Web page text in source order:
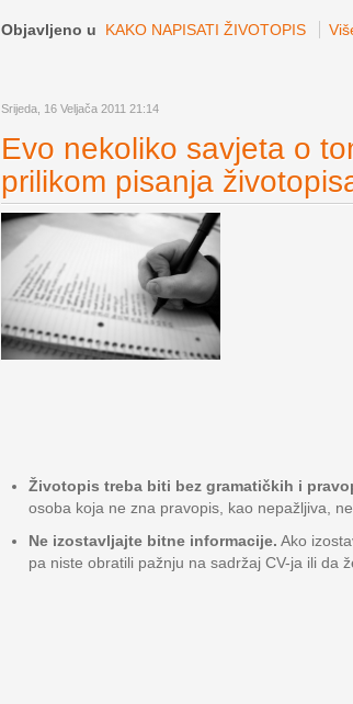
Objavljeno u KAKO NAPISATI ŽIVOTOPIS
Srijeda, 16 Veljača 2011 21:14
Evo nekoliko savjeta o
prilikom pisanja
Životopis treba biti bez gramatičkih i
osoba koja ne zna pravopis, kao nepažljiva,
Ne izostavljajte bitne informacije. Ako
pa niste obratili pažnju na sadržaj CV-ja ili da